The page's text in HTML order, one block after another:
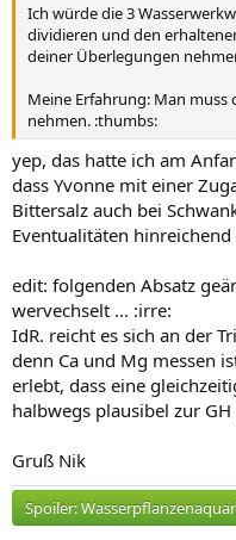
Ich würde die 3
dividieren und den
deiner Überlegungen
Meine Erfahrung: Man muss
nehmen. :thumbs:
yep, das hatte ich am
dass Yvonne mit einer
Bittersalz auch bei
Eventualitäten hinreichend
edit: folgenden Absatz
wervechselt ... :irre:
IdR. reicht es sich an der
denn Ca und Mg messen
erlebt, dass eine
halbwegs plausibel zur
Gruß Nik
Spoiler: